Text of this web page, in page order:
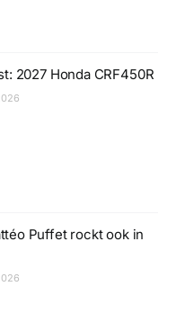
2027 Honda CRF450R
Puffet rockt ook in